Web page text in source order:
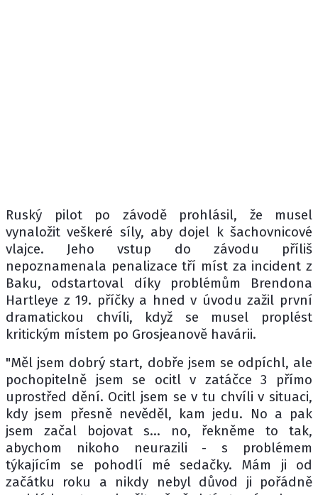
Ruský pilot po závodě prohlásil, že musel
vynaložit veškeré síly, aby dojel k šachovnicové
vlajce. Jeho vstup do závodu příliš
nepoznamenala penalizace tří míst za incident z
Baku, odstartoval díky problémům Brendona
Hartleye z 19. příčky a hned v úvodu zažil první
dramatickou chvíli, když se musel proplést
kritickým místem po Grosjeanově havárii.
"Měl jsem dobrý start, dobře jsem se odpíchl, ale
pochopitelně jsem se ocitl v zatáčce 3 přímo
uprostřed dění. Ocitl jsem se v tu chvíli v situaci,
kdy jsem přesně nevěděl, kam jedu. No a pak
jsem začal bojovat s... no, řekněme to tak,
abychom nikoho neurazili - s problémem
týkajícím se pohodlí mé sedačky. Mám ji od
začátku roku a nikdy nebyl důvod ji pořádně